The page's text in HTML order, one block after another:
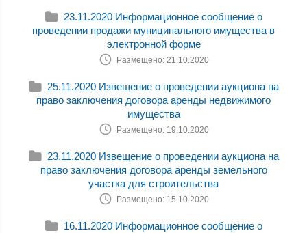
23.11.2020 Информационное сообщение о
проведении продажи муниципального имущества в
электронной форме
Размещено: 21.10.2020
25.11.2020 Извещение о проведении аукциона на
право заключения договора аренды недвижимого
имущества
Размещено: 19.10.2020
23.11.2020 Извещение о проведении аукциона на
право заключения договора аренды земельного
участка для строительства
Размещено: 15.10.2020
16.11.2020 Информационное сообщение о